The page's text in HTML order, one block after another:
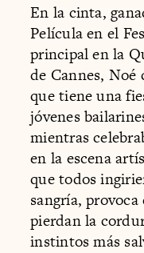
En la cinta,
Película en el
principal en la
de Cannes, Noé
que tiene una
jóvenes
mientras
en la escena
que todos
sangría,
pierdan la
instintos más